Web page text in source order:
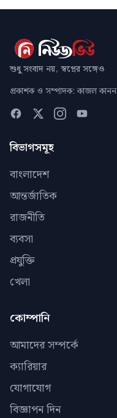
শুধু সংবাদ নয়, স্বপ্নের সঙ্গেও
প্রকাশক ও সম্পাদক: কাজল কানন
বিভাগসমূহ
বাংলাদেশ
আন্তর্জাতিক
রাজনীতি
ব্যবসা
প্রযুক্তি
খেলা
কোম্পানি
আমাদের সম্পর্কে
ক্যারিয়ার
যোগাযোগ
বিজ্ঞাপন দিন